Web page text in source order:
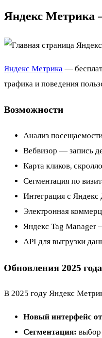
Яндекс Метрика
Яндекс Метрика —
трафика и поведения
Возможности
Анализ
Вебвизор — запись
Карта кликов,
Сегментация по
Интеграция с Яндекс
Электронная
Яндекс Tag Manager
API для выгрузки
Обновления 2025 года
В 2025 году Яндекс
Новый интерфейс
Сегментация: выбор